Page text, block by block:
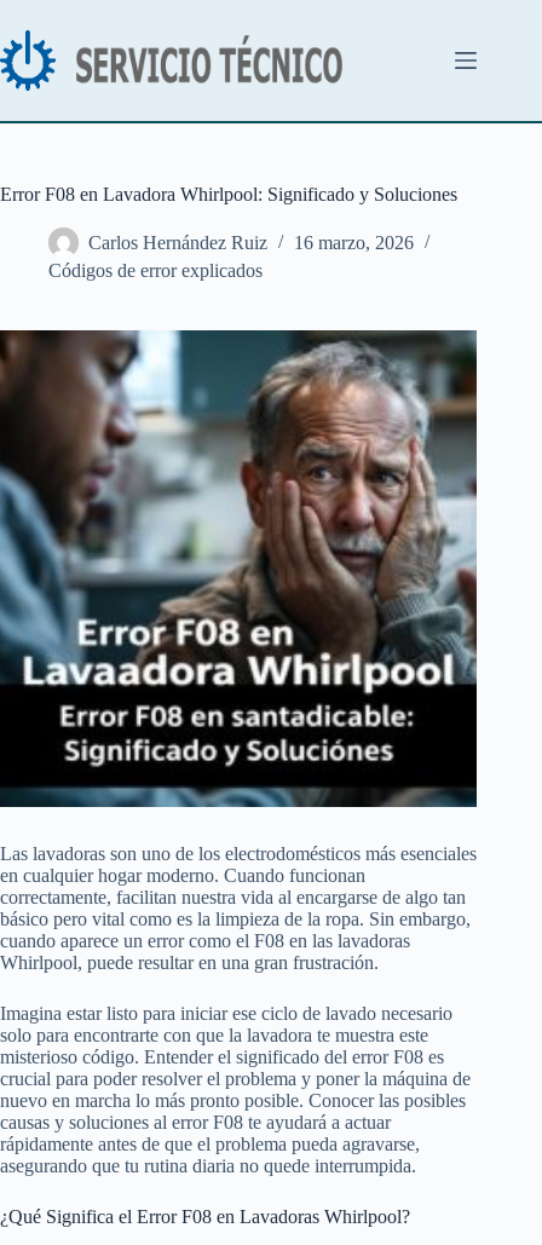
contenido
Error F08 en Lavadora Whirlpool: Significado y Soluciones
Carlos Hernández Ruiz
16 marzo, 2026
Códigos de error explicados
Las lavadoras son uno de los electrodomésticos más esenciales
en cualquier hogar moderno. Cuando funcionan
correctamente, facilitan nuestra vida al encargarse de algo tan
básico pero vital como es la limpieza de la ropa. Sin embargo,
cuando aparece un error como el F08 en las lavadoras
Whirlpool, puede resultar en una gran frustración.
Imagina estar listo para iniciar ese ciclo de lavado necesario
solo para encontrarte con que la lavadora te muestra este
misterioso código. Entender el significado del error F08 es
crucial para poder resolver el problema y poner la máquina de
nuevo en marcha lo más pronto posible. Conocer las posibles
causas y soluciones al error F08 te ayudará a actuar
rápidamente antes de que el problema pueda agravarse,
asegurando que tu rutina diaria no quede interrumpida.
¿Qué Significa el Error F08 en Lavadoras Whirlpool?